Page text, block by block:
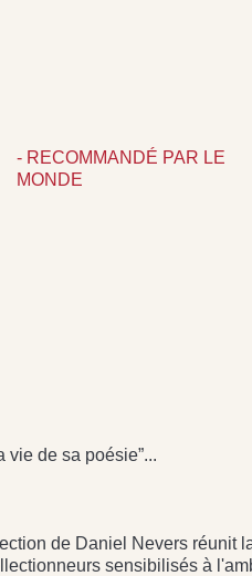
- RECOMMANDÉ PAR LE
MONDE
vie de sa poésie”...
de Daniel Nevers réunit
sensibilisés à